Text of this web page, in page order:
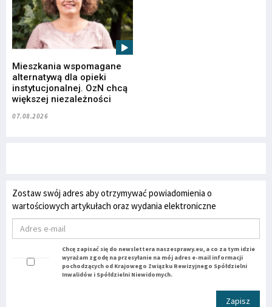
Mieszkania wspomagane
alternatywą dla opieki
instytucjonalnej. OzN chcą
większej niezależności
07.08.2026
Zostaw swój adres aby otrzymywać powiadomienia o
wartościowych artykułach oraz wydania elektroniczne
Chcę zapisać się do newslettera naszesprawy.eu, a co za tym idzie
wyrażam zgodę na przesyłanie na mój adres e-mail informacji
pochodzących od Krajowego Związku Rewizyjnego Spółdzielni
Inwalidów i Spółdzielni Niewidomych.
Zapisz